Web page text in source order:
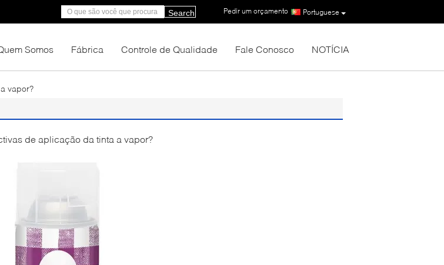
Portuguese
Pedir um orçamento |
Search
Somos Fábrica Controle de Qualidade Fale Conosco NOTÍCIA
vapor?
de aplicação da tinta a vapor?